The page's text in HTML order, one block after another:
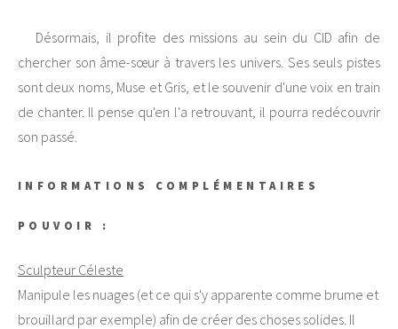
Désormais, il profite des missions au sein du CID afin de
chercher son âme-sœur à travers les univers. Ses seuls pistes
sont deux noms, Muse et Gris, et le souvenir d'une voix en train
de chanter. Il pense qu'en l'a retrouvant, il pourra redécouvrir
son passé.
INFORMATIONS COMPLÉMENTAIRES
POUVOIR :
Sculpteur Céleste
Manipule les nuages (et ce qui s'y apparente comme brume et
brouillard par exemple) afin de créer des choses solides. Il